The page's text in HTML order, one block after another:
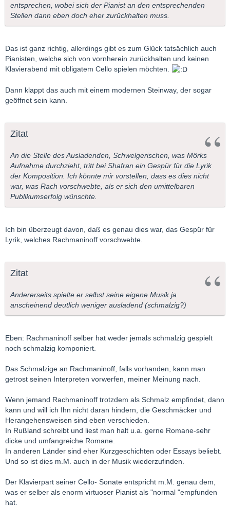
entsprechen, wobei sich der Pianist an den entsprechenden
Stellen dann eben doch eher zurückhalten muss.
Das ist ganz richtig, allerdings gibt es zum Glück tatsächlich auch
Pianisten, welche sich von vornherein zurückhalten und keinen
Klavierabend mit obligatem Cello spielen möchten.
Dann klappt das auch mit einem modernen Steinway, der sogar
geöffnet sein kann.
Zitat
An die Stelle des Ausladenden, Schwelgerischen, was Mörks
Aufnahme durchzieht, tritt bei Shafran ein Gespür für die Lyrik
der Komposition. Ich könnte mir vorstellen, dass es dies nicht
war, was Rach vorschwebte, als er sich den umittelbaren
Publikumserfolg wünschte.
Ich bin überzeugt davon, daß es genau dies war, das Gespür für
Lyrik, welches Rachmaninoff vorschwebte.
Zitat
Andererseits spielte er selbst seine eigene Musik ja
anscheinend deutlich weniger ausladend (schmalzig?)
Eben: Rachmaninoff selber hat weder jemals schmalzig gespielt
noch schmalzig komponiert.
Das Schmalzige an Rachmaninoff, falls vorhanden, kann man
getrost seinen Interpreten vorwerfen, meiner Meinung nach.
Wenn jemand Rachmaninoff trotzdem als Schmalz empfindet, dann
kann und will ich Ihn nicht daran hindern, die Geschmäcker und
Herangehensweisen sind eben verschieden.
In Rußland schreibt und liest man halt u.a. gerne Romane-sehr
dicke und umfangreiche Romane.
In anderen Länder sind eher Kurzgeschichten oder Essays beliebt.
Und so ist dies m.M. auch in der Musik wiederzufinden.
Der Klavierpart seiner Cello- Sonate entspricht m.M. genau dem,
was er selber als enorm virtuoser Pianist als "normal "empfunden
hat.